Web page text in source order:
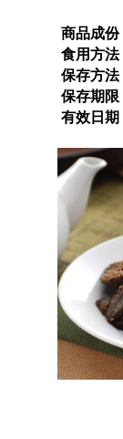
商品成份
食用方法
保存方法
保存期限
有效日期